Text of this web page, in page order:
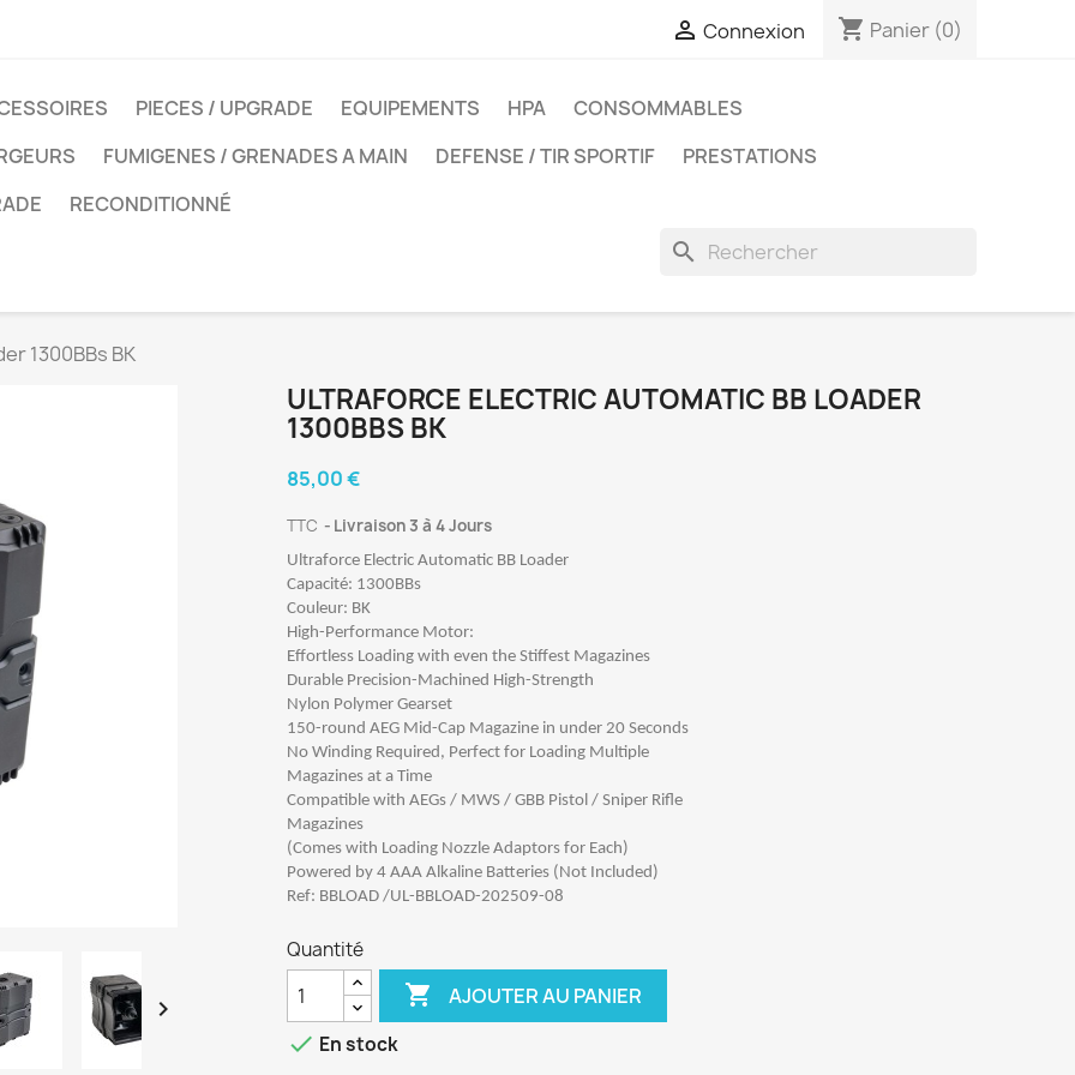
 Connexion shopping_cart Panier (0)
PIECES / UPGRADE EQUIPEMENTS HPA
CONSOMMABLES
FUMIGENES / GRENADES A MAIN DEFENSE / TIR SPORTIF
PRESTATIONS
RECONDITIONNÉ
search
1300BBs BK

ULTRAFORCE ELECTRIC AUTOMATIC BB LOADER
1300BBS BK
85,00 €
TTC Livraison 3 à 4 Jours
Ultraforce Electric Automatic BB Loader
Capacité: 1300BBs
Couleur: BK
High-Performance Motor:
Effortless Loading with even the Stiffest Magazines
Durable Precision-Machined High-Strength
Nylon Polymer Gearset
150-round AEG Mid-Cap Magazine in under 20 Seconds
No Winding Required, Perfect for Loading Multiple
Magazines at a Time
Compatible with AEGs / MWS / GBB Pistol / Sniper Rifle
Magazines
(Comes with Loading Nozzle Adaptors for Each)
Powered by 4 AAA Alkaline Batteries (Not Included)
Ref: BBLOAD /UL-BBLOAD-202509-08
Quantité
 AJOUTER AU PANIER
 En stock